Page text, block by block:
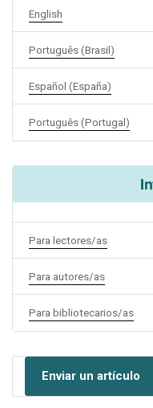
English
Português (Brasil)
Español (España)
Português (Portugal)
Para lectores/as
Para autores/as
Para bibliotecarios/as
Enviar un artículo